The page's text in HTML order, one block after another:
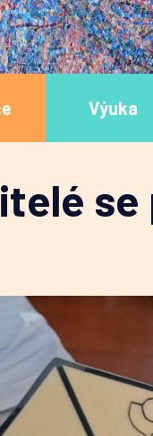
Výuka
se